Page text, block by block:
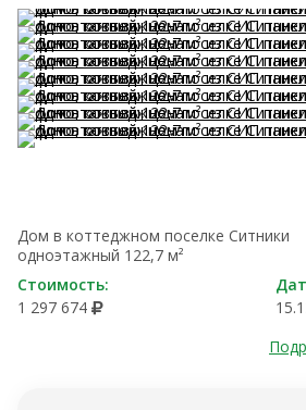
Дом в коттеджном поселке Ситники
одноэтажный 122,7 м²
Стоимость:
1 297 674